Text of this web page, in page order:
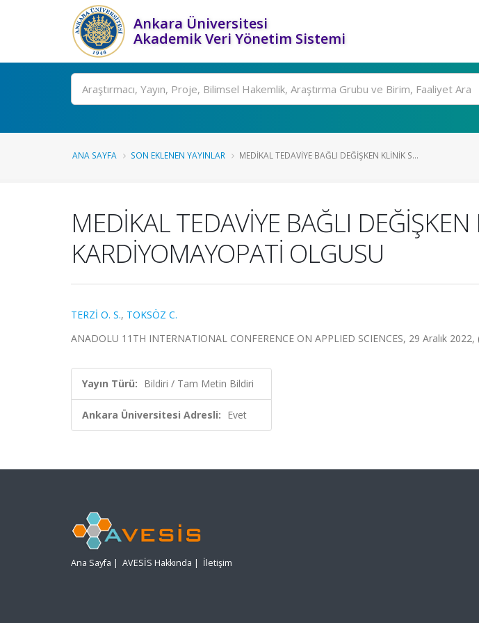
Ankara Üniversitesi
Akademik Veri Yönetim Sistemi
Ara
ANA SAYFA SON EKLENEN YAYINLAR MEDİKAL TEDAVİYE BAĞLI DEĞİŞKEN KLİNİK S...
MEDİKAL TEDAVİYE BAĞLI
KARDİYOMAYOPATİ OLGUSU
TERZİ O. S., TOKSÖZ C.
ANADOLU 11TH INTERNATIONAL CONFERENCE ON APPLIED SCIENCES, 29 Aralık
Yayın Türü: Bildiri / Tam Metin Bildiri
Ankara Üniversitesi Adresli: Evet
Ana Sayfa | AVESİS Hakkında | İletişim